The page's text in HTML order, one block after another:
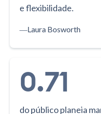
e flexibilidade.
―Laura Bosworth
0.71
do público planeia